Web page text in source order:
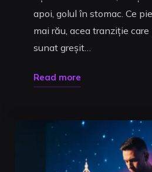
apoi, golul în stomac. Ce
mai rău, acea tranziție
sunat greșit…
Read more"Pregătire
Ghidul
Complet
de